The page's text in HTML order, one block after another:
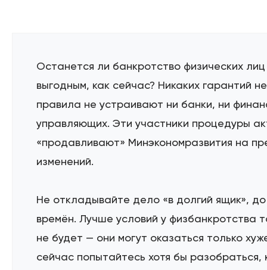
Останется ли банкротство физических
выгодным, как сейчас? Никаких гарантий
правила не устраивают ни банки, ни
управляющих. Эти участники процедуры
«продавливают» Минэкономразвития на
изменений.
Не откладывайте дело «в долгий ящик»,
времён. Лучше условий у физбанкротства
не будет — они могут оказаться только
сейчас попытайтесь хотя бы разобраться,